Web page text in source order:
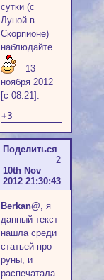
сутки (с
Луной в
Скорпионе)
наблюдайте
13
ноября 2012
[с 08:21].
+3
Поделиться
2
10th Nov
2012 21:30:43
Berkan@, я
данный текст
нашла среди
статьей про
руны, и
распечатала